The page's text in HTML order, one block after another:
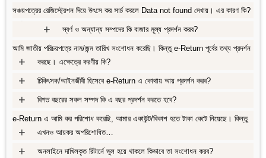
সঞ্চয়পত্রের রেজিস্ট্রেশন দিয়ে উৎসে কর সার্চ করলে Data not found দেখায়। এর কারণ কি?
+ স্বর্ণ ও অন্যান্য সম্পদের কি বাজার মূল্য প্রদর্শন করব?
+
আমি জাতীয় পরিচয়পত্রে নাম/জন্ম তারিখ সংশোধন করেছি। কিন্তু e-Return পূর্বের তথ্য প্রদর্শন
করছে। এক্ষেত্রে করণীয় কি?
+
চিকিৎসক/আইনজীবী হিসেবে e-Return এ কোথায় আয় প্রদর্শন করব?
+
বিগত বছরের সকল সম্পদ কি এ বছর প্রদর্শন করতে হবে?
+
e-Return এ আমি কর পরিশোধ করেছি, আমার একাউন্ট/বিকাশ হতে টাকা কেটে নিয়েছে। কিন্তু
এখনও আয়কর অপরিশোধিত…
+
অনলাইনে দাখিলকৃত রিটার্নে ভুল হয়ে থাকলে কিভাবে তা সংশোধন করব?
+